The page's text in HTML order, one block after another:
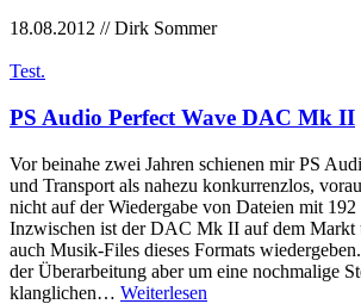
18.08.2012 // Dirk Sommer
Test.
PS Audio Perfect Wave DAC Mk II
Vor beinahe zwei Jahren schienen mir PS
und Transport als nahezu konkurrenzlos,
nicht auf der Wiedergabe von Dateien mit
Inzwischen ist der DAC Mk II auf dem Markt
auch Musik-Files dieses Formats
der Überarbeitung aber um eine nochmalige
klanglichen… Weiterlesen